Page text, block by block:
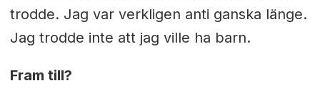
trodde. Jag var verkligen anti ganska länge.
Jag trodde inte att jag ville ha barn.
Fram till?